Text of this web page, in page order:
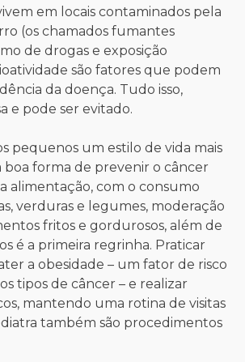
em locais contaminados pela
(os chamados fumantes
de drogas e exposição
são fatores que podem
da doença. Tudo isso,
e pode ser evitado.
pequenos um estilo de vida mais
boa forma de prevenir o câncer
alimentação, com o consumo
verduras e legumes, moderação
fritos e gordurosos, além de
é a primeira regrinha. Praticar
a obesidade – um fator de risco
tipos de câncer – e realizar
mantendo uma rotina de visitas
também são procedimentos